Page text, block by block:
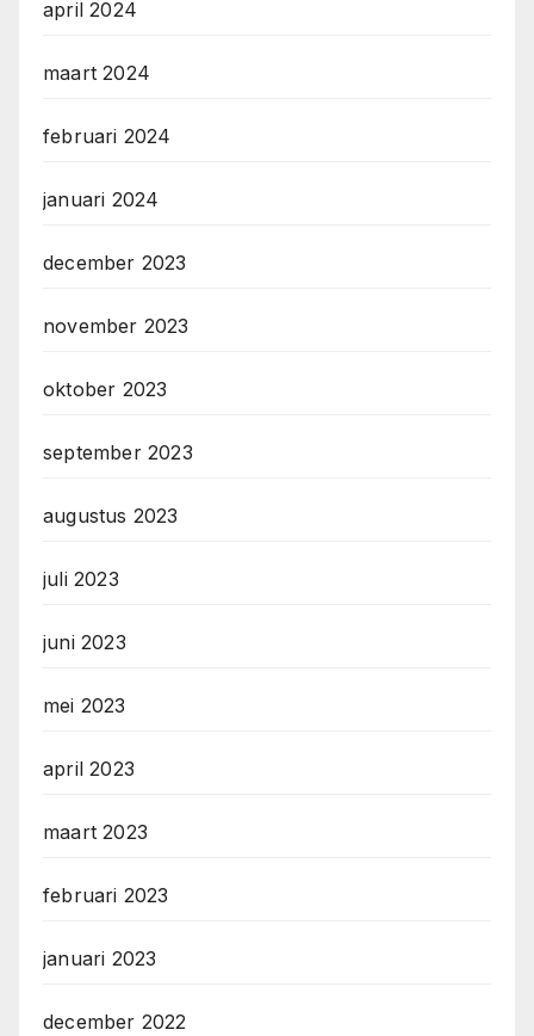
april 2024
maart 2024
februari 2024
januari 2024
december 2023
november 2023
oktober 2023
september 2023
augustus 2023
juli 2023
juni 2023
mei 2023
april 2023
maart 2023
februari 2023
januari 2023
december 2022